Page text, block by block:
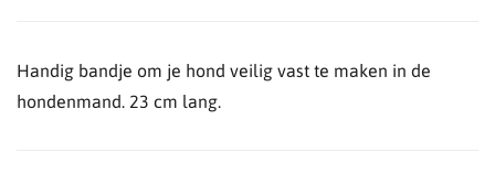
Handig bandje om je hond veilig vast te maken in de
hondenmand. 23 cm lang.